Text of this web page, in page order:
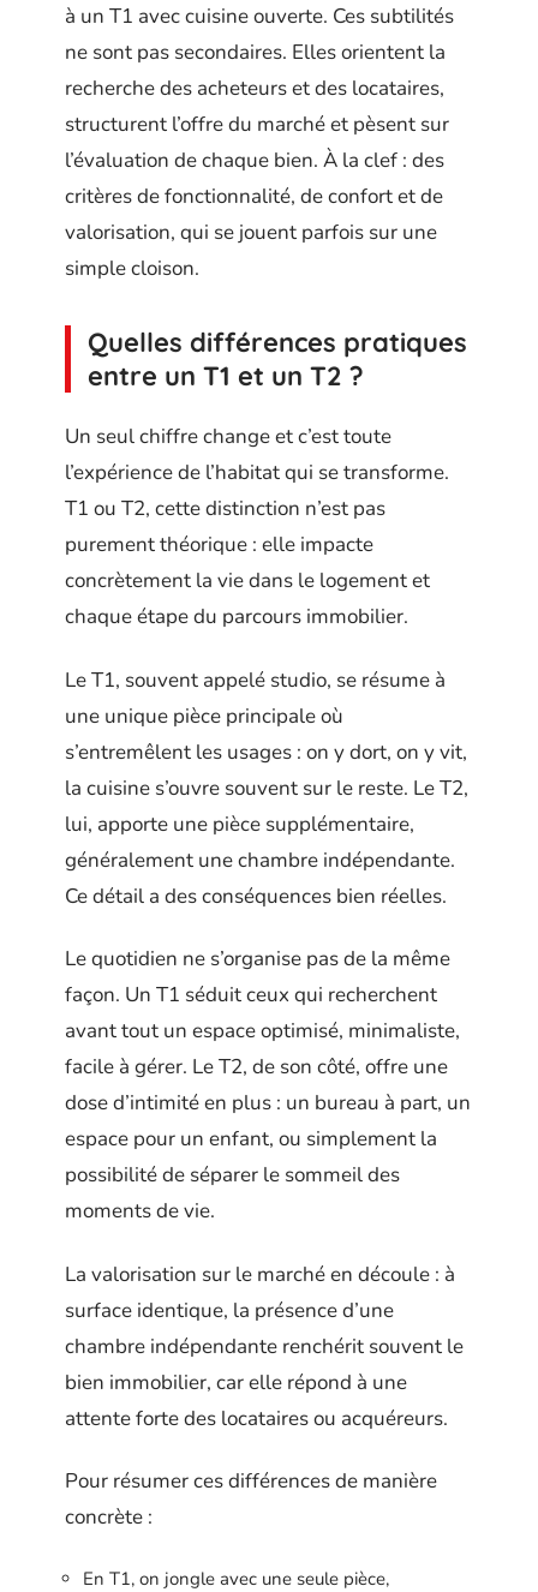
à un T1 avec cuisine ouverte. Ces subtilités
ne sont pas secondaires. Elles orientent la
recherche des acheteurs et des locataires,
structurent l’offre du marché et pèsent sur
l’évaluation de chaque bien. À la clef : des
critères de fonctionnalité, de confort et de
valorisation, qui se jouent parfois sur une
simple cloison.
Quelles différences pratiques
entre un T1 et un T2 ?
Un seul chiffre change et c’est toute
l’expérience de l’habitat qui se transforme.
T1 ou T2, cette distinction n’est pas
purement théorique : elle impacte
concrètement la vie dans le logement et
chaque étape du parcours immobilier.
Le T1, souvent appelé studio, se résume à
une unique pièce principale où
s’entremêlent les usages : on y dort, on y vit,
la cuisine s’ouvre souvent sur le reste. Le T2,
lui, apporte une pièce supplémentaire,
généralement une chambre indépendante.
Ce détail a des conséquences bien réelles.
Le quotidien ne s’organise pas de la même
façon. Un T1 séduit ceux qui recherchent
avant tout un espace optimisé, minimaliste,
facile à gérer. Le T2, de son côté, offre une
dose d’intimité en plus : un bureau à part, un
espace pour un enfant, ou simplement la
possibilité de séparer le sommeil des
moments de vie.
La valorisation sur le marché en découle : à
surface identique, la présence d’une
chambre indépendante renchérit souvent le
bien immobilier, car elle répond à une
attente forte des locataires ou acquéreurs.
Pour résumer ces différences de manière
concrète :
En T1, on jongle avec une seule pièce,